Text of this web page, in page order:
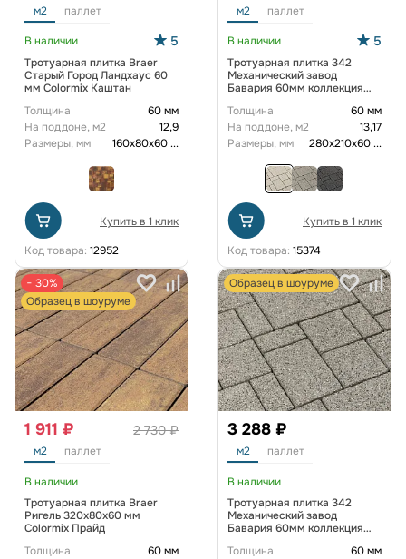
м2 паллет
В наличии 5
Тротуарная плитка Braer
Старый Город Ландхаус 60
мм Colormix Каштан
Толщина
60 мм
На поддоне, м2
12,9
Размеры, мм
160х80х60...
Купить в 1 клик
Код товара: 12952
м2 паллет
В наличии 5
Тротуарная плитка 342
Механический завод
Бавария 60мм коллекция
Толщина
60 мм
На поддоне, м2
13,17
Размеры, мм
280х210х60...
Купить в 1 клик
Код товара: 15374
− 30%
Образец в шоуруме
2 730 ₽
1 911 ₽
м2 паллет
В наличии
Тротуарная плитка Braer
Ригель 320x80x60 мм
Colormix Прайд
Толщина
60 мм
Образец в шоуруме
3 288 ₽
м2 паллет
В наличии
Тротуарная плитка 342
Механический завод
Бавария 60мм коллекция
Толщина
60 мм